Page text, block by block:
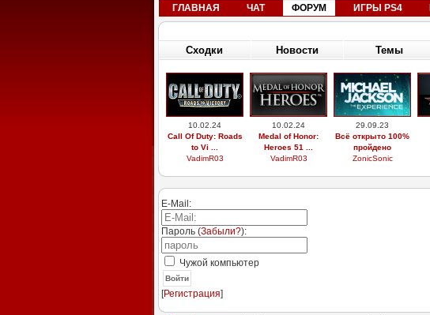
ГЛАВНАЯ ЧАТ ФОРУМ ИГРЫ PS4
Сходки Новости Темы
10.02.24
Call Of Duty: Roads
to Vi ...
VadimR03
10.02.24
Medal of Honor:
Heroes 51 ...
VadimR03
29.09.23
Всё открыто 100%
пройдено
ZonicSonic
E-Mail:
Пароль (Забыли?):
Чужой компьютер
Войти
[Регистрация]